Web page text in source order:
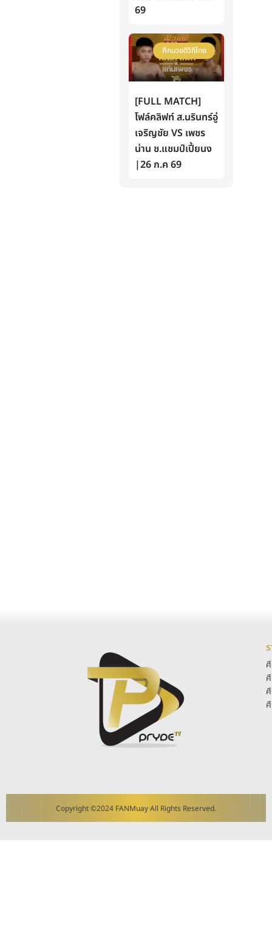
69
ศึกมวยดีวิถีไทย
[FULL MATCH]
โฟล์คลิฟท์ ส.นรินทร์อู่
เจริญชัย VS เพชร
น่าน ช.แชมป์เปี้ยนง
|26 ก.ค 69
Copyright ©2024 FANMuay All Rights Reserved.